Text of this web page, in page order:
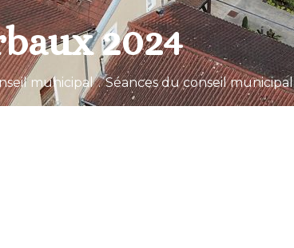
2024
municipal . Séances du conseil municipal